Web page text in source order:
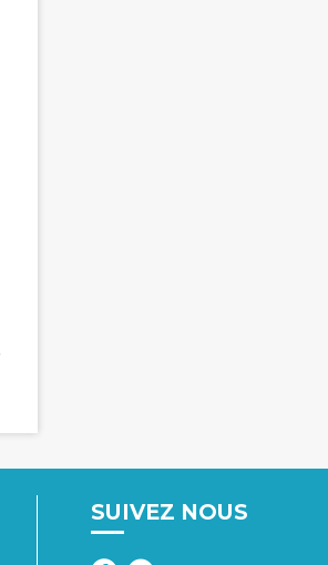
SUIVEZ NOUS